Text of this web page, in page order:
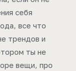
себя
все что
трендов и
ты не
вещи, про